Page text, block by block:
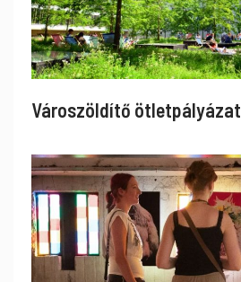
Városzöldítő ötletpályázat